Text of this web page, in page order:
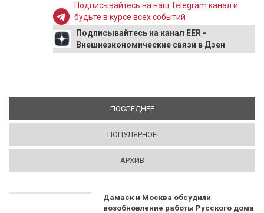
Подписывайтесь на наш Telegram канал и
будьте в курсе всех событий
Подписывайтесь на канал EER -
Внешнеэкономические связи в Дзен
ПОСЛЕДНЕЕ(АКТИВНАЯ ВКЛАДКА)
ПОПУЛЯРНОЕ
АРХИВ
Дамаск и Москва обсудили
возобновление работы Русского дома